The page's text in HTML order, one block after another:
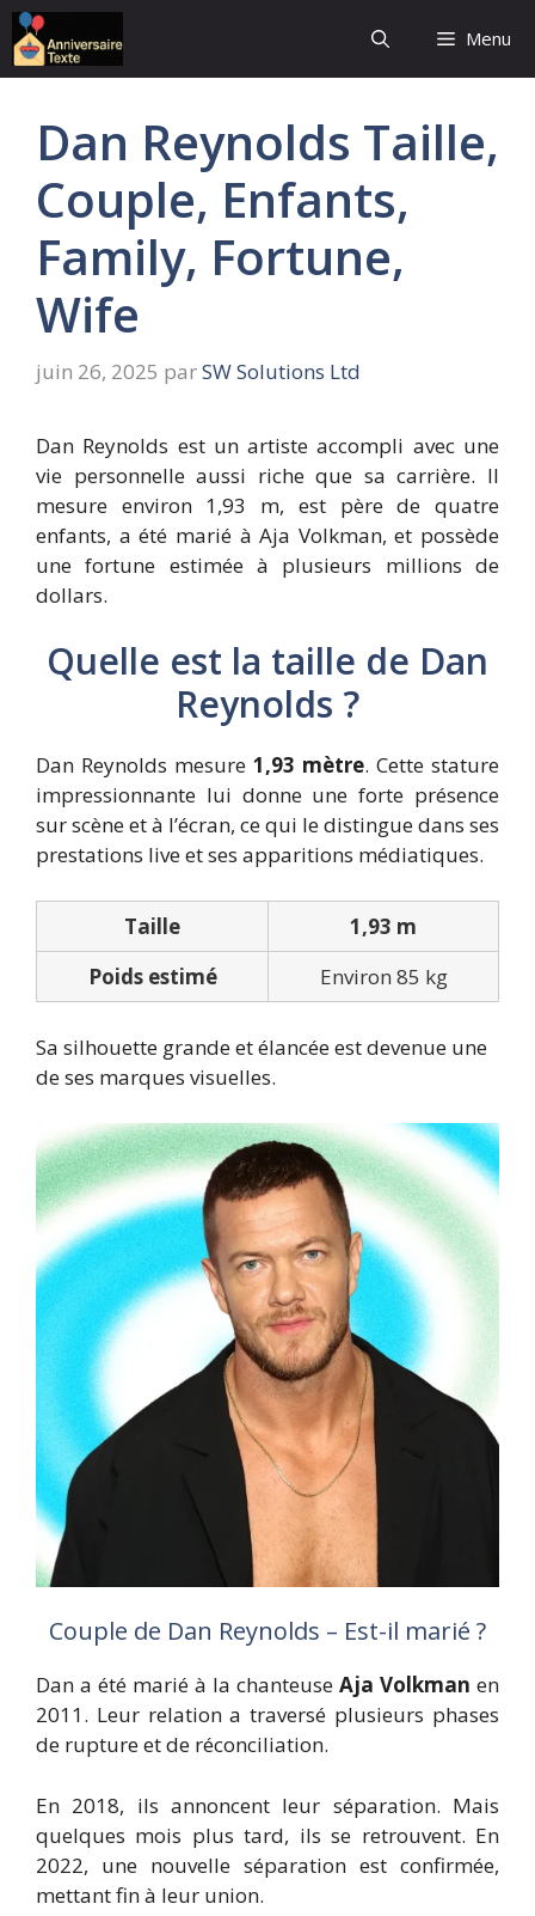
Aller
au
contenu
Menu
Dan Reynolds Taille,
Couple, Enfants,
Family, Fortune,
Wife
juin 26, 2025 parSW Solutions Ltd
Dan Reynolds est un artiste accompli avec une
vie personnelle aussi riche que sa carrière. Il
mesure environ 1,93 m, est père de quatre
enfants, a été marié à Aja Volkman, et possède
une fortune estimée à plusieurs millions de
dollars.
Quelle est la taille de Dan
Reynolds ?
Dan Reynolds mesure 1,93 mètre. Cette stature
impressionnante lui donne une forte présence
sur scène et à l’écran, ce qui le distingue dans ses
prestations live et ses apparitions médiatiques.
Taille
1,93 m
Poids estimé
Environ 85 kg
Sa silhouette grande et élancée est devenue une
de ses marques visuelles.
Couple de Dan Reynolds – Est-il marié ?
Dan a été marié à la chanteuse Aja Volkman en
2011. Leur relation a traversé plusieurs phases
de rupture et de réconciliation.
En 2018, ils annoncent leur séparation. Mais
quelques mois plus tard, ils se retrouvent. En
2022, une nouvelle séparation est confirmée,
mettant fin à leur union.